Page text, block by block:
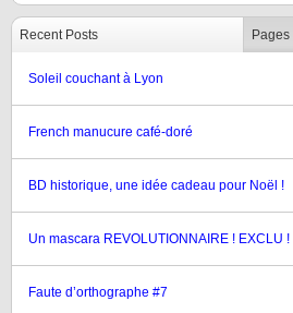
Recent Posts Pages
Soleil couchant à Lyon
French manucure café-doré
BD historique, une idée cadeau pour Noël !
Un mascara REVOLUTIONNAIRE ! EXCLU !
Faute d’orthographe #7